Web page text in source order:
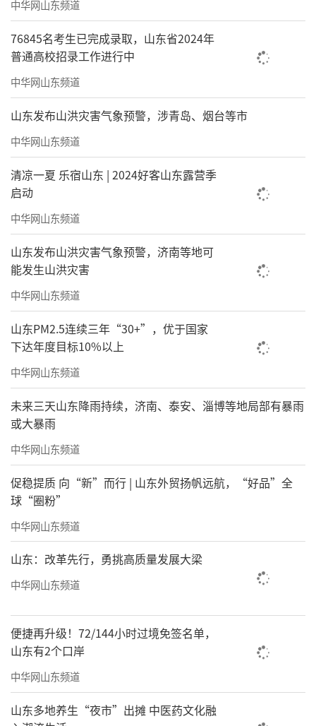
中华网山东频道
76845名考生已完成录取，山东省2024年
普通高校招录工作进行中
中华网山东频道
山东发布山洪灾害气象预警，涉青岛、烟台等市
中华网山东频道
清凉一夏 乐宿山东 | 2024好客山东露营季
启动
中华网山东频道
山东发布山洪灾害气象预警，济南等地可
能发生山洪灾害
中华网山东频道
山东PM2.5连续三年“30+”，优于国家
下达年度目标10%以上
中华网山东频道
未来三天山东降雨持续，济南、泰安、淄博等地局部有暴雨
或大暴雨
中华网山东频道
促稳提质 向“新”而行 | 山东外贸扬帆远航，“好品”全
球“圈粉”
中华网山东频道
山东：改革先行，勇挑高质量发展大梁
中华网山东频道
便捷再升级！72/144小时过境免签名单，
山东有2个口岸
中华网山东频道
山东多地养生“夜市”出摊 中医药文化融